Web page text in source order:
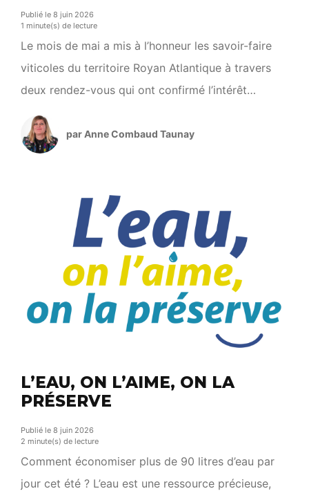
Publié le 8 juin 2026
1 minute(s) de lecture
Le mois de mai a mis à l’honneur les savoir-faire
viticoles du territoire Royan Atlantique à travers
deux rendez-vous qui ont confirmé l’intérêt
croissant du public pour l’œnotourisme. Les 15 et
16 mai, Royan Atlantique fête le Pineau a accueilli
près de 2 900 participants au Palais Royan
animations ont permis […]
par Anne Combaud Taunay
L’EAU, ON L’AIME, ON LA
PRÉSERVE
Publié le 8 juin 2026
2 minute(s) de lecture
Comment économiser plus de 90 litres d’eau par
jour cet été ? L’eau est une ressource précieuse,